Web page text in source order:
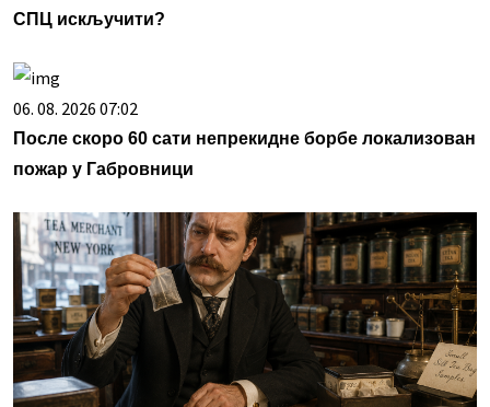
СПЦ искључити?
06. 08. 2026 07:02
После скоро 60 сати непрекидне борбе локализован
пожар у Габровници